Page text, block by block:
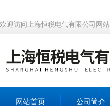
欢迎访问上海恒税电气有限公司网站
网站首页 公司简介